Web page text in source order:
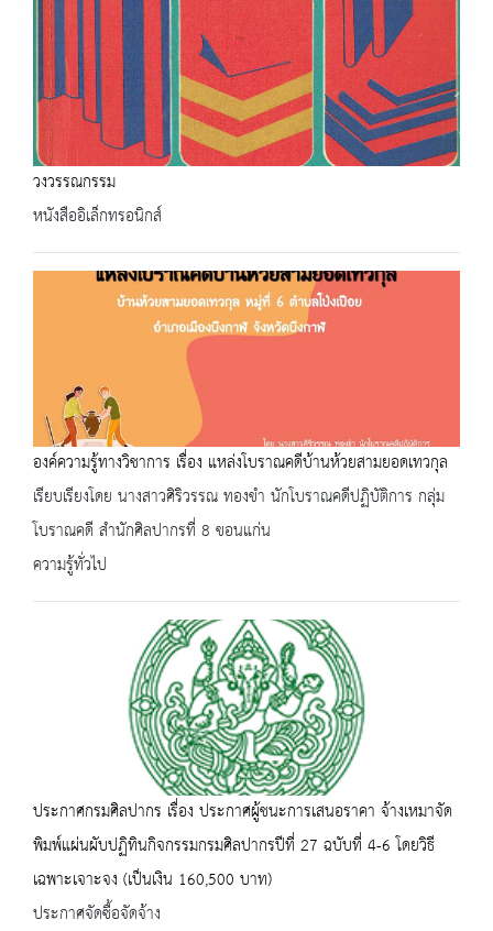
วงวรรณกรรม
หนังสืออิเล็กทรอนิกส์
องค์ความรู้ทางวิชาการ เรื่อง แหล่งโบราณคดีบ้านห้วยสามยอดเทวกุล
เรียบเรียงโดย นางสาวศิริวรรณ ทองขำ นักโบราณคดีปฏิบัติการ กลุ่ม
โบราณคดี สำนักศิลปากรที่ 8 ขอนแก่น
ความรู้ทั่วไป
ประกาศกรมศิลปากร เรื่อง ประกาศผู้ชนะการเสนอราคา จ้างเหมาจัด
พิมพ์แผ่นผับปฏิทินกิจกรรมกรมศิลปากรปีที่ 27 ฉบับที่ 4-6 โดยวิธี
เฉพาะเจาะจง (เป็นเงิน 160,500 บาท)
ประกาศจัดซื้อจัดจ้าง